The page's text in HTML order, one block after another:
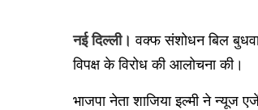
नई दिल्ली। वक्फ संशोधन बिल
विपक्ष के विरोध की आलोचना की।
भाजपा नेता शाजिया इल्मी ने न्यूज